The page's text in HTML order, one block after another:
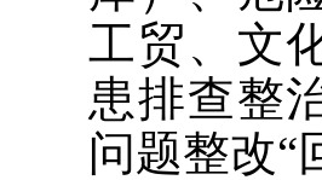
工贸、文
患排查整
问题整改“